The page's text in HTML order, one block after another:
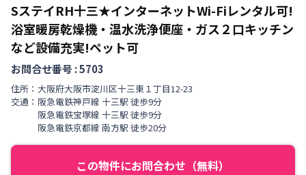
SステイRH十三★インターネットWi-Fiレンタル可!
浴室暖房乾燥機・温水洗浄便座・ガス２口キッチン
など設備充実!ペット可
お問合せ番号 :5703
住所： 大阪府大阪市淀川区十三東 １丁目12-23
交通： 阪急電鉄神戸線 十三駅 徒歩9分
阪急電鉄宝塚線 十三駅 徒歩9分
阪急電鉄京都線 南方駅 徒歩20分
この物件にお問合わせ（無料）